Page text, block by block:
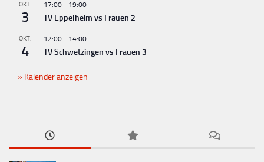
OKT.
3
17:00 - 19:00
TV Eppelheim vs Frauen 2
OKT.
4
12:00 - 14:00
TV Schwetzingen vs Frauen 3
Kalender anzeigen